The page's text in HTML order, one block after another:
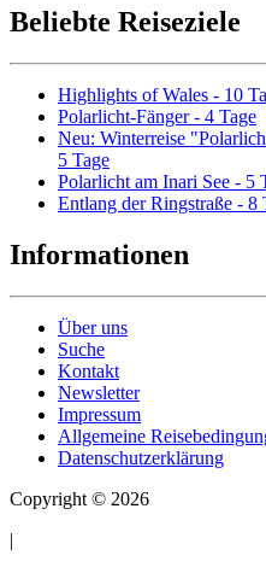
Beliebte Reiseziele
Highlights of Wales - 10
Polarlicht-Fänger - 4 Tage
Neu: Winterreise
5 Tage
Polarlicht am Inari See - 5
Entlang der Ringstraße - 8
Informationen
Über uns
Suche
Kontakt
Newsletter
Impressum
Allgemeine
Datenschutzerklärung
Copyright © 2026
|